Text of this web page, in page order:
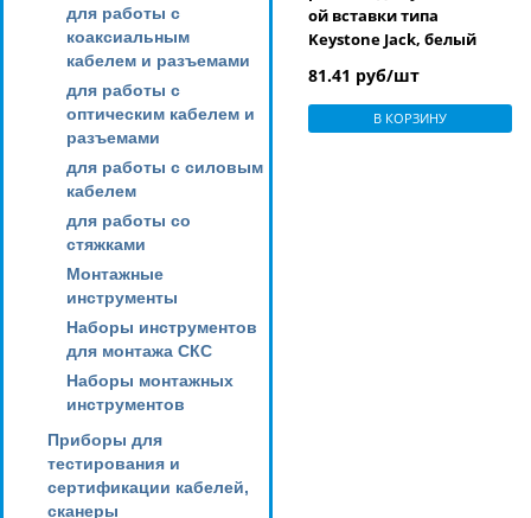
для работы с
коаксиальным
кабелем и разъемами
для работы с
оптическим кабелем и
разъемами
для работы с силовым
кабелем
для работы со
стяжками
Монтажные
инструменты
Наборы инструментов
для монтажа СКС
Наборы монтажных
инструментов
Приборы для
тестирования и
сертификации кабелей,
сканеры
ой вставки типа
Keystone Jack, белый
81.41 руб/шт
В КОРЗИНУ